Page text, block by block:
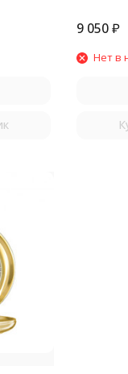
9 050 ₽
Нет в